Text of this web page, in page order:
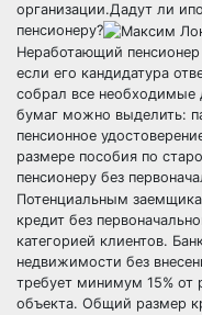
организации.Дадут ли
пенсионеру?
Неработающий
если его кандидатура
собрал все необходимые
бумаг можно выделить:
пенсионное
размере пособия по
пенсионеру без
Потенциальным
кредит без
категорией клиентов.
недвижимости без
требует минимум 15% от
объекта. Общий размер